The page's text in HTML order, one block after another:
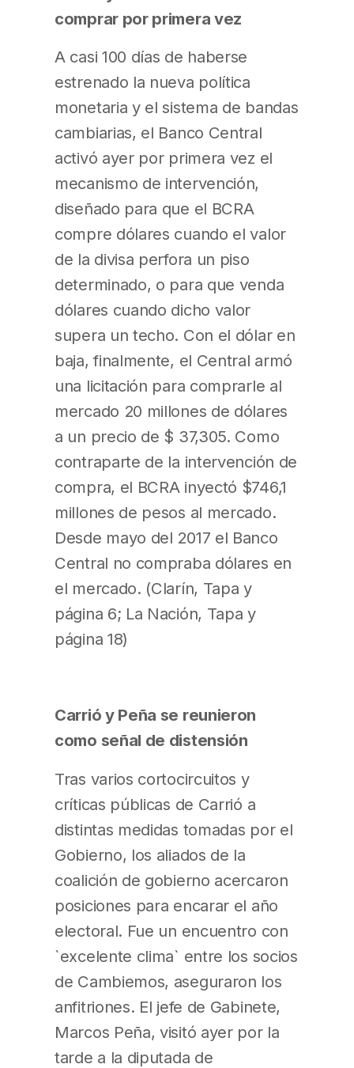
comprar por primera vez
A casi 100 días de haberse
estrenado la nueva política
monetaria y el sistema de bandas
cambiarias, el Banco Central
activó ayer por primera vez el
mecanismo de intervención,
diseñado para que el BCRA
compre dólares cuando el valor
de la divisa perfora un piso
determinado, o para que venda
dólares cuando dicho valor
supera un techo. Con el dólar en
baja, finalmente, el Central armó
una licitación para comprarle al
mercado 20 millones de dólares
a un precio de $ 37,305. Como
contraparte de la intervención de
compra, el BCRA inyectó $746,1
millones de pesos al mercado.
Desde mayo del 2017 el Banco
Central no compraba dólares en
el mercado. (Clarín, Tapa y
página 6; La Nación, Tapa y
página 18)
Carrió y Peña se reunieron
como señal de distensión
Tras varios cortocircuitos y
críticas públicas de Carrió a
distintas medidas tomadas por el
Gobierno, los aliados de la
coalición de gobierno acercaron
posiciones para encarar el año
electoral. Fue un encuentro con
`excelente clima` entre los socios
de Cambiemos, aseguraron los
anfitriones. El jefe de Gabinete,
Marcos Peña, visitó ayer por la
tarde a la diputada de